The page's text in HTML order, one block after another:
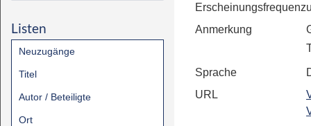
Listen
Neuzugänge
Titel
Autor / Beteiligte
Ort
Erscheinungsfrequenz
Anmerkung
Sprache
URL